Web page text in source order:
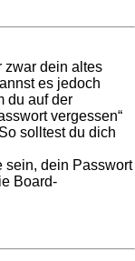
zwar dein altes
es jedoch
du auf der
vergessen“
solltest du dich
sein, dein Passwort
Board-